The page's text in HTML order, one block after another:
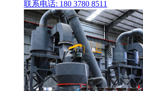
联系电话: 180 3780 8511